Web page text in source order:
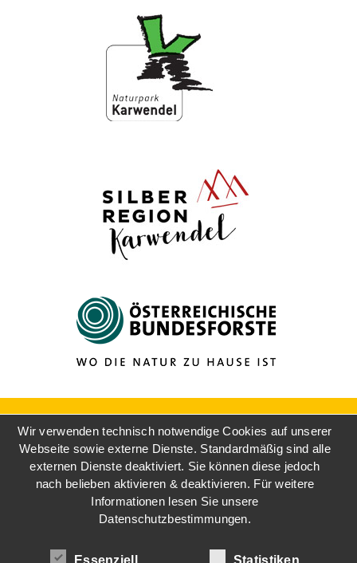
Wir verwenden technisch notwendige Cookies auf unserer
Webseite sowie externe Dienste. Standardmäßig sind alle
externen Dienste deaktiviert. Sie können diese jedoch
nach belieben aktivieren & deaktivieren. Für weitere
Informationen lesen Sie unsere
Datenschutzbestimmungen.
Essenziell Statistiken